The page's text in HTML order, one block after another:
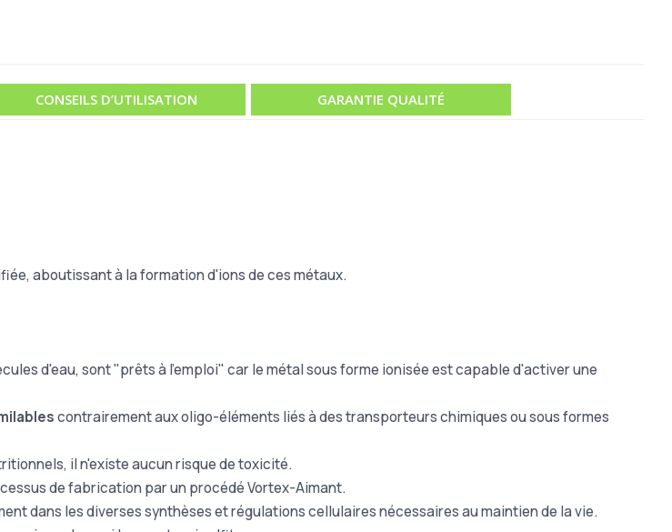
CONSEILS D’UTILISATION GARANTIE QUALITÉ
aboutissant à la formation d'ions de ces métaux.
d'eau, sont "prêts à l'emploi" car le métal sous forme ionisée est capable d'activer une
contrairement aux oligo-éléments liés à des transporteurs chimiques ou sous formes
il n'existe aucun risque de toxicité.
de fabrication par un procédé Vortex-Aimant.
dans les diverses synthèses et régulations cellulaires nécessaires au maintien de la vie.